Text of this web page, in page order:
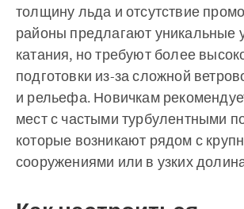
толщину льда и отсутствие
районы предлагают уникальные
катания, но требуют более
подготовки из-за сложной
и рельефа. Новичкам
мест с частыми турбулентными
которые возникают рядом с
сооружениями или в узких